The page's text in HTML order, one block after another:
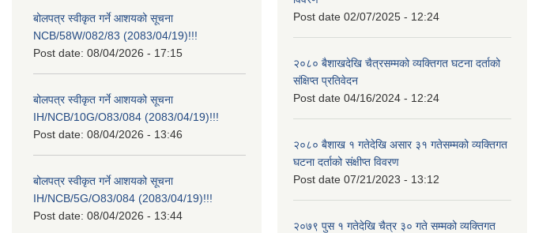
बोलपत्र स्वीकृत गर्ने आशयको सूचना
NCB/58W/082/83 (2083/04/19)!!!
Post date: 08/04/2026 - 17:15
बोलपत्र स्वीकृत गर्ने आशयको सूचना
IH/NCB/10G/O83/084 (2083/04/19)!!!
Post date: 08/04/2026 - 13:46
बोलपत्र स्वीकृत गर्ने आशयको सूचना
IH/NCB/5G/O83/084 (2083/04/19)!!!
Post date: 08/04/2026 - 13:44
Post date 02/07/2025 - 12:24
२०८० बैशाखदेखि चैत्रसम्मको व्यक्तिगत घटना दर्ताको
संक्षिप्त प्रतिवेदन
Post date 04/16/2024 - 12:24
२०८० बैशाख १ गतेदेखि असार ३१ गतेसम्मको व्यक्तिगत
घटना दर्ताको संक्षीप्त विवरण
Post date 07/21/2023 - 13:12
२०७९ पुस १ गतेदेखि चैत्र ३० गते सम्मको व्यक्तिगत